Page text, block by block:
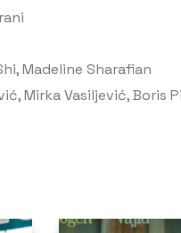
Madeline Sharafian
Mirka Vasiljević, Boris